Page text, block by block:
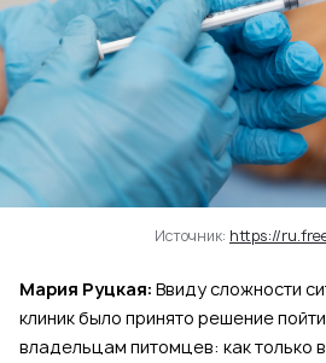
Источник: https://
Мария Руцкая: Ввиду сложности
клиник было принято решение
владельцам питомцев: как только